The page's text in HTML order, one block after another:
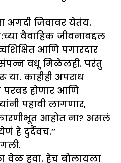
अगदी जिवावर येतंय.
वैवाहिक जीवनाबद्दल
आणि पगारदार
वधू मिळेलही. परंतु
काहीही अपराध
परवड होणार आणि
पहावी लागणार,
आहोत ना? असलं
हे दुर्दैवच.’’
वेळ हवा. हेच बोलायला